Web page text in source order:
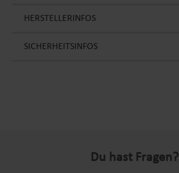
HERSTELLERINFOS
SICHERHEITSINFOS
Du hast Fragen?